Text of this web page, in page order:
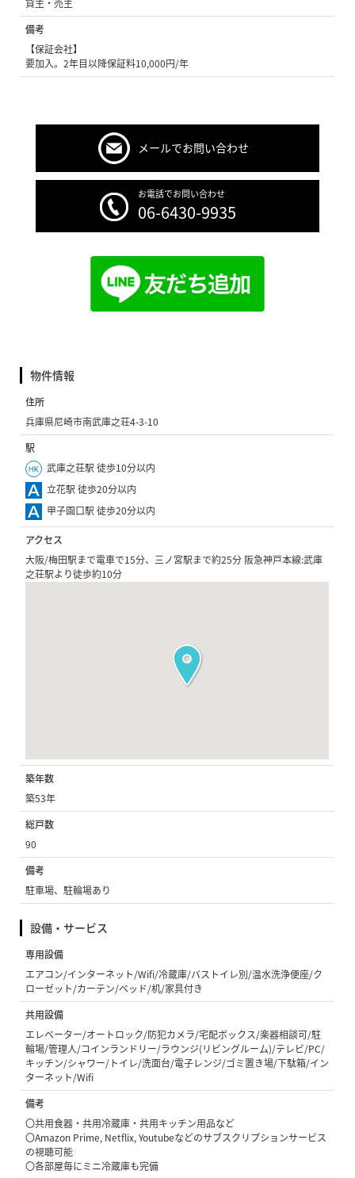
貸主・売主
備考
【保証会社】
要加入。2年目以降保証料10,000円/年
メールでお問い合わせ
お電話でお問い合わせ
06-6430-9935
物件情報
住所
兵庫県尼崎市南武庫之荘4-3-10
駅
武庫之荘駅 徒歩10分以内
立花駅 徒歩20分以内
甲子園口駅 徒歩20分以内
アクセス
大阪/梅田駅まで電車で15分、三ノ宮駅まで約25分 阪急神戸本線:武庫
之荘駅より徒歩約10分
築年数
築53年
総戸数
90
備考
駐車場、駐輪場あり
設備・サービス
専用設備
エアコン/インターネット/Wifi/冷蔵庫/バストイレ別/温水洗浄便座/ク
ローゼット/カーテン/ベッド/机/家具付き
共用設備
エレベーター/オートロック/防犯カメラ/宅配ボックス/楽器相談可/駐
輪場/管理人/コインランドリー/ラウンジ(リビングルーム)/テレビ/PC/
キッチン/シャワー/トイレ/洗面台/電子レンジ/ゴミ置き場/下駄箱/イン
ターネット/Wifi
備考
〇共用食器・共用冷蔵庫・共用キッチン用品など
〇Amazon Prime, Netflix, Youtubeなどのサブスクリプションサービス
の視聴可能
〇各部屋毎にミニ冷蔵庫も完備